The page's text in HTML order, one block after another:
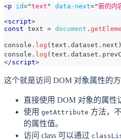
<p id="text " data-next="新的内
<script>
const text = document .
console . log ( text . dataset . next )
console . log ( text . dataset .
</script>
这个就是访问 DOM 对象属性的方
直接使用 DOM 对象的属性
使用 getAttribute 方法，
的属性值。
访问 class 可以通过